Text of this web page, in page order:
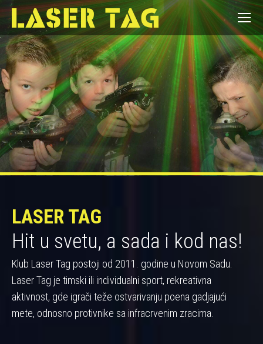
LASER TAG
Hit u svetu, a sada i kod nas!
Klub Laser Tag postoji od 2011. godine u Novom Sadu.
Laser Tag je timski ili individualni sport, rekreativna
aktivnost, gde igrači teže ostvarivanju poena gadjajući
mete, odnosno protivnike sa infracrvenim zracima.